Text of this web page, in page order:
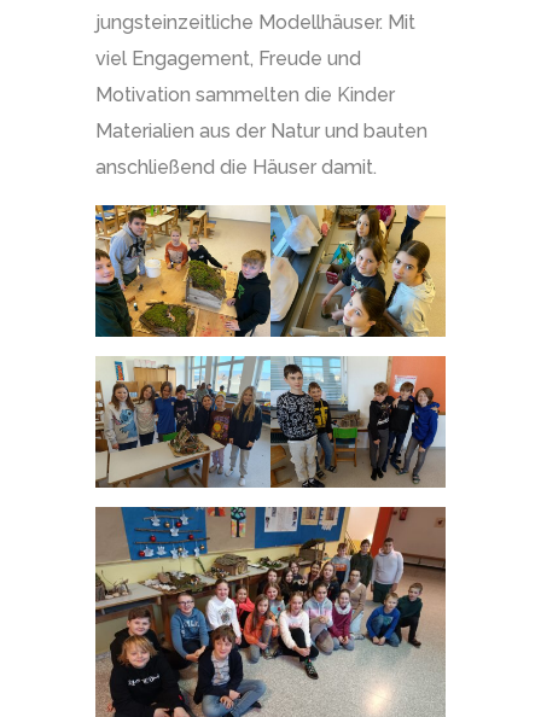
jungsteinzeitliche Modellhäuser. Mit
viel Engagement, Freude und
Motivation sammelten die Kinder
Materialien aus der Natur und bauten
anschließend die Häuser damit.